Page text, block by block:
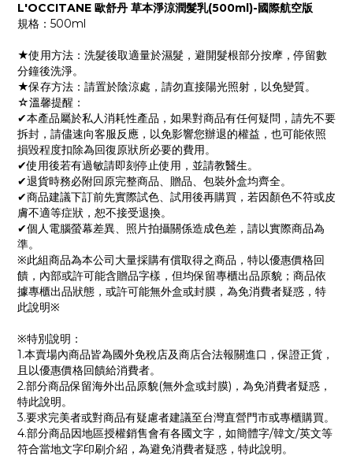
L'OCCITANE 歐舒丹 草本淨涼潤髮乳(500ml)-國際航空版
規格：500ml
★使用方法：洗髮後取適量於濕髮，避開髮根部分按摩，停留數
分鐘後洗淨。
★保存方法：請置於陰涼處，請勿直接陽光照射，以免變質。
☆溫馨提醒：
✔本產品屬於私人消耗性產品，如果對商品有任何疑問，請先不要
拆封，請儘速向客服反應，以免影響您辦退的權益，也可能依照
損毀程度扣除為回復原狀所必要的費用。
✔使用後若有過敏請即刻停止使用，並請教醫生。
✔退貨時務必附回原完整商品、贈品、包裝外盒均齊全。
✔商品建議下訂前先實際試色、試用後再購買，若因顏色不符或皮
膚不適等症狀，恕不接受退換。
✔個人電腦螢幕差異、照片拍攝關係造成色差，請以實際商品為
準。
※此組商品為本公司大量採購有償取得之商品，特以優惠價格回
饋，內部或許可能含贈品字樣，但均保留專櫃出品原貌；商品依
據專櫃出品狀態，或許可能無外盒或封膜，為免消費者疑惑，特
此說明※
※特別說明：
1.本賣場內商品皆為國外免稅店及商店合法報關進口，保證正貨，
且以優惠價格回饋給消費者。
2.部分商品保留海外出品原貌(無外盒或封膜)，為免消費者疑惑，
特此說明。
3.要求完美者或對商品有疑慮者建議至台灣直營門市或專櫃購買。
4.部分商品因地區授權銷售會有各國文字，如簡體字/韓文/英文等
符合當地文字印刷介紹，為避免消費者疑惑，特此說明。